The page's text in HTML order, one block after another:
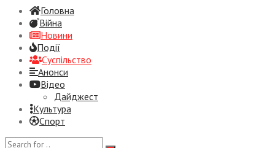
Головна
Війна
Новини
Події
Суспiльство
Анонси
Відео
Дайджест
Культура
Спорт